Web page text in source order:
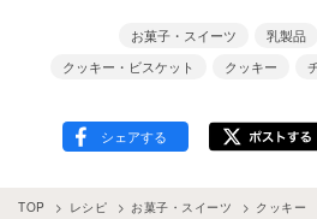
お菓子・スイーツ 乳製品
クッキー・ビスケット
クッキー
TOP レシピ お菓子・スイーツ クッキー